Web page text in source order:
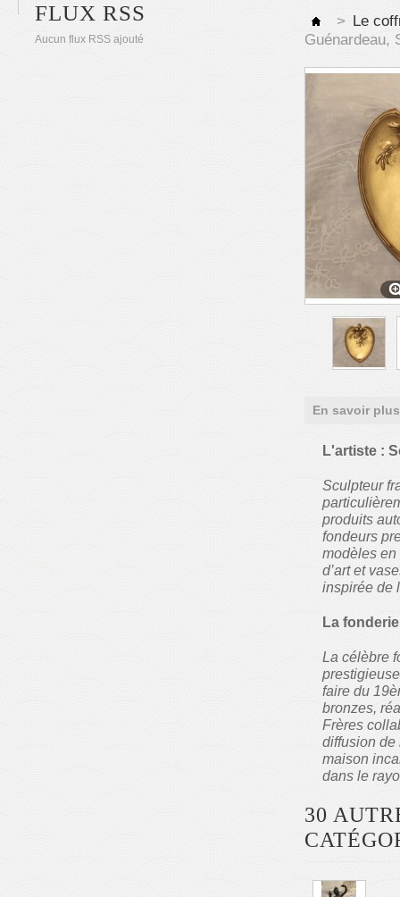
FLUX RSS
Aucun flux RSS ajouté
> Le
Guénardeau,
En savoir plus
L'artiste :
Sculpteur
produits
fondeurs
modèles
d’art et
inspirée de
La
La célèbre
faire du
bronzes,
Frères
diffusion de
maison
dans le
30